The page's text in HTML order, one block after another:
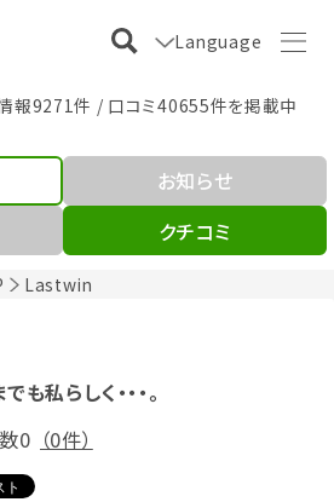
Language
報9271件 / 口コミ40655件を掲載中
Lastwin
お知らせ
クチコミ
も私らしく・・・。
0 （0件）